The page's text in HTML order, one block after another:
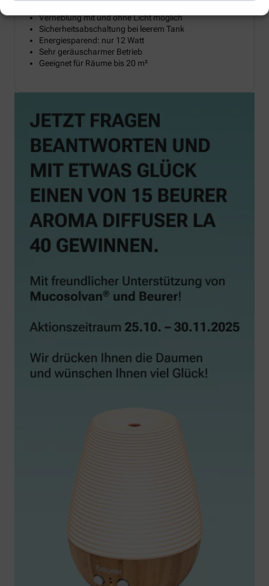
Verneblung mit und ohne Licht möglich
Sicherheitsabschaltung bei leerem Tank
Energiesparend: nur 12 Watt
Sehr geräuscharmer Betrieb
Geeignet für Räume bis 20 m²